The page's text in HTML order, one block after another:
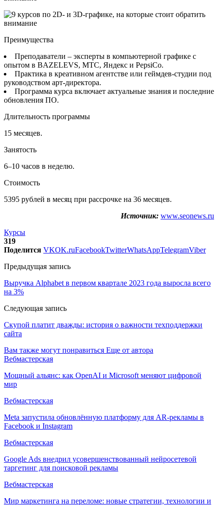
Преимущества
Преподаватели – эксперты в компьютерной графике с
опытом в BAZELEVS, МТС, Яндекс и PepsiCo.
Практика в креативном агентстве или геймдев-студии под
руководством арт-директора.
Программа курса включает актуальные знания и последние
обновления ПО.
Длительность программы
15 месяцев.
Занятость
6–10 часов в неделю.
Стоимость
5395 рублей в месяц при рассрочке на 36 месяцев.
Источник: www.seonews.ru
Курсы
319
Поделится VKOK.ruFacebookTwitterWhatsAppTelegramViber
Предыдущая запись
Выручка Alphabet в первом квартале 2023 года выросла всего
на 3%
Следующая запись
Скупой платит дважды: история о важности техподдержки
сайта
Вам также могут понравиться Еще от автора
Вебмастерская
Мощный альянс: как OpenAI и Microsoft меняют цифровой
мир
Вебмастерская
Meta запустила обновлённую платформу для AR-рекламы в
Facebook и Instagram
Вебмастерская
Google Ads внедрил усовершенствованный нейросетевой
таргетинг для поисковой рекламы
Вебмастерская
Мир маркетинга на переломе: новые стратегии, технологии и